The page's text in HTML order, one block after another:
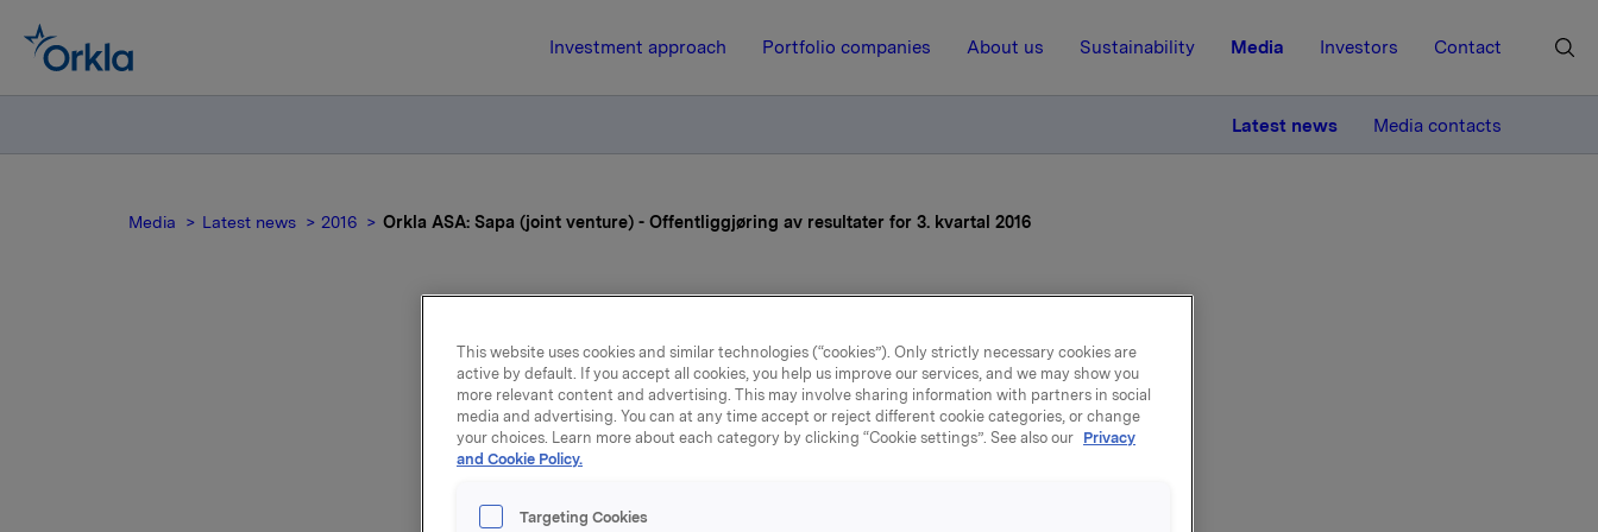
Investment approach Portfolio companies About us Sustainability Media Investors Contact
Latest news Media contacts
Media Latest news 2016 Orkla ASA: Sapa (joint venture) - Offentliggjøring av resultater for 3. kvartal 2016
25 October 2016, 7:00
Orkla ASA: Sapa (joint venture) -
Offentliggjøring av resultater for
This website uses cookies and similar technologies (“cookies”). Only strictly necessary cookies are
active by default. If you accept all cookies, you help us improve our services, and we may show you
more relevant content and advertising. This may involve sharing information with partners in social
media and advertising. You can at any time accept or reject different cookie categories, or change
your choices. Learn more about each category by clicking “Cookie settings”. See also our Privacy
and Cookie Policy.
Targeting Cookies